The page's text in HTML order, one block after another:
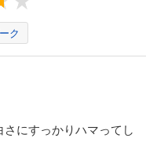
ク
にすっかりハマってし